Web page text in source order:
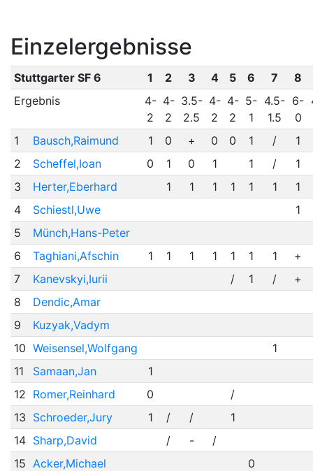
Einzelergebnisse
Stuttgarter SF 6 1 2 3 4 5 6 7 8
Ergebnis
4-
2
4-
2
3.5-
2.5
4-
2
4-
2
5-
1
4.5-
1.5
6-
0
1 Bausch,Raimund 1 0 + 0 0 1 /
1
2
Scheffel,Ioan 0 1 0 1 1 /
1
3
Herter,Eberhard 1 1 1 1 1 1
1
4
Schiestl,Uwe
1
5
Münch,Hans-Peter
6
Taghiani,Afschin 1 1 1 1 1 1 1
+
7
Kanevskyi,Iurii / 1 /
+
8
Dendic,Amar
9
Kuzyak,Vadym
10 Weisensel,Wolfgang
1
11
Samaan,Jan
1
12 Romer,Reinhard 0
/
13 Schroeder,Jury 1 / /
1
14 Sharp,David / -
/
15 Acker,Michael
0